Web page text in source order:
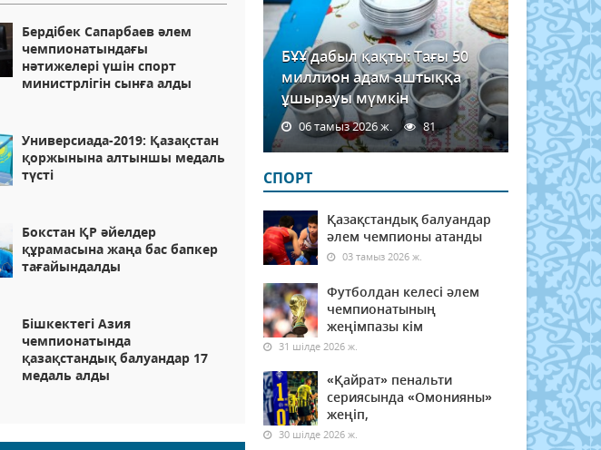
Бердібек Сапарбаев әлем
чемпионатындағы
нәтижелері үшін спорт
министрлігін сынға алды
Универсиада-2019: Қазақстан
қоржынына алтыншы медаль
түсті
Бокстан ҚР әйелдер
құрамасына жаңа бас бапкер
тағайындалды
Бішкектегі Азия
чемпионатында
қазақстандық балуандар 17
медаль алды
БҰҰ дабыл қақты: Тағы 50
миллион адам аштыққа
ұшырауы мүмкін
06 тамыз 2026 ж. 81
СПОРТ
Қазақстандық балуандар
әлем чемпионы атанды
03 тамыз 2026 ж.
Футболдан келесі әлем
чемпионатының
жеңімпазы кім
31 шілде 2026 ж.
«Қайрат» пенальти
сериясында «Омонияны»
жеңіп,
30 шілде 2026 ж.